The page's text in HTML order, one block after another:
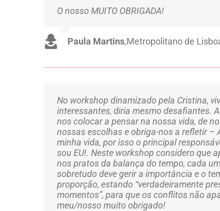
O nosso MUITO OBRIGADA!
Paula Martins,Metropolitano de
No workshop dinamizado pela Cristina,
interessantes, diria mesmo desafiantes.
nos colocar a pensar na nossa vida, de
nossas escolhas e obriga-nos a refletir –
minha vida, por isso o principal
sou EU!. Neste workshop considero que
nos pratos da balança do tempo, cada
sobretudo deve gerir a importância e o
proporção, estando “verdadeiramente
momentos”, para que os conflitos não
meu/nosso muito obrigado!